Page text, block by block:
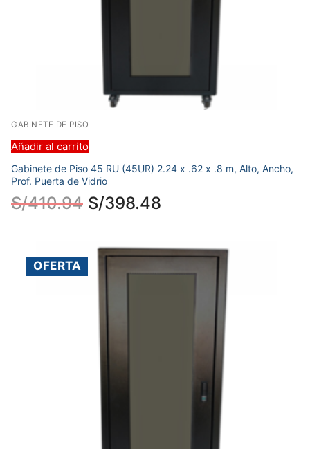
GABINETE DE PISO
Añadir al carrito
Gabinete de Piso 45 RU (45UR) 2.24 x .62 x .8 m, Alto, Ancho,
Prof. Puerta de Vidrio
S/410.94 S/398.48
OFERTA